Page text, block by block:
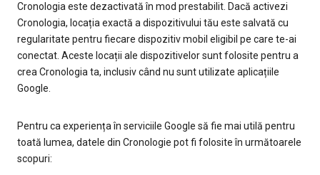
Cronologia este dezactivată în mod prestabilit. Dacă activezi
Cronologia, locația exactă a dispozitivului tău este salvată cu
regularitate pentru fiecare dispozitiv mobil eligibil pe care te-ai
conectat. Aceste locații ale dispozitivelor sunt folosite pentru a
crea Cronologia ta, inclusiv când nu sunt utilizate aplicațiile
Google.
Pentru ca experiența în serviciile Google să fie mai utilă pentru
toată lumea, datele din Cronologie pot fi folosite în următoarele
scopuri: